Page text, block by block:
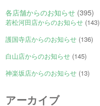
各店舗からのお知らせ (395)
若松河田店からのお知らせ (143)
護国寺店からのお知らせ (136)
白山店からのお知らせ (145)
神楽坂店からのお知らせ (13)
アーカイブ